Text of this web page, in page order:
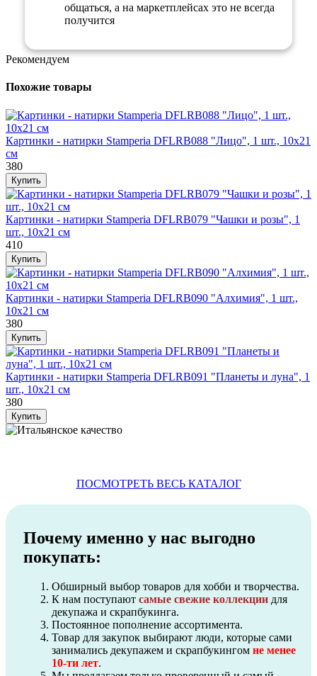
общаться, а на маркетплейсах это не всегда
получится
Рекомендуем
Похожие товары
Картинки - натирки Stamperia DFLRB088 "Лицо", 1 шт., 10х21
см
380
Картинки - натирки Stamperia DFLRB079 "Чашки и розы", 1
шт., 10х21 см
410
Картинки - натирки Stamperia DFLRB090 "Алхимия", 1 шт.,
10х21 см
380
Картинки - натирки Stamperia DFLRB091 "Планеты и луна", 1
шт., 10х21 см
380
ПОСМОТРЕТЬ ВЕСЬ КАТАЛОГ
Почему именно у нас выгодно
покупать:
Обширный выбор товаров для хобби и творчества.
К нам поступают самые свежие коллекции для
декупажа и скрапбукинга.
Постоянное пополнение ассортимента.
Товар для закупок выбирают люди, которые сами
занимались декупажем и скрапбукингом не менее
10-ти лет.